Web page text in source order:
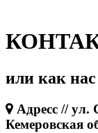
или как
Адресс // ул.
Кемеровская